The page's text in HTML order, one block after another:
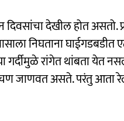
देखील होत असतो.
निघताना
रांगेत थांबता येत
जाणवत असते. परंतु आता